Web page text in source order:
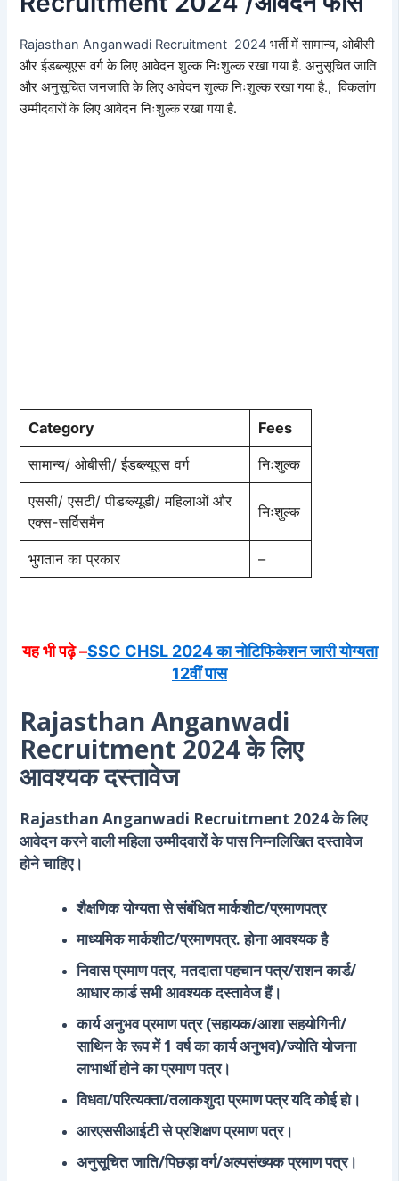
Rajasthan Anganwadi Recruitment 2024भर्ती में सामान्य, ओबीसी
और ईडब्ल्यूएस वर्ग के लिए आवेदन शुल्क निःशुल्क रखा गया है. अनुसूचित जाति
और अनुसूचित जनजाति के लिए आवेदन शुल्क निःशुल्क रखा गया है., विकलांग
उम्मीदवारों के लिए आवेदन निःशुल्क रखा गया है.
Category Fees
सामान्य/ ओबीसी/ ईडब्ल्यूएस वर्ग निःशुल्क
एससी/ एसटी/ पीडब्ल्यूडी/ महिलाओं और
एक्स-सर्विसमैन
निःशुल्क
भुगतान का प्रकार –
यह भी पढ़े –SSC CHSL 2024 का नोटिफिकेशन जारी योग्यता
12वीं पास
Rajasthan Anganwadi
Recruitment 2024 के लिए
आवश्यक दस्तावेज
Rajasthan Anganwadi Recruitment 2024के लिए
आवेदन करने वाली महिला उम्मीदवारों के पास निम्नलिखित दस्तावेज
होने चाहिए।
शैक्षणिक योग्यता से संबंधित मार्कशीट/प्रमाणपत्र
माध्यमिक मार्कशीट/प्रमाणपत्र. होना आवश्यक है
निवास प्रमाण पत्र, मतदाता पहचान पत्र/राशन कार्ड/
आधार कार्ड सभी आवश्यक दस्तावेज हैं।
कार्य अनुभव प्रमाण पत्र (सहायक/आशा सहयोगिनी/
साथिन के रूप में 1 वर्ष का कार्य अनुभव)/ज्योति योजना
लाभार्थी होने का प्रमाण पत्र।
विधवा/परित्यक्ता/तलाकशुदा प्रमाण पत्र यदि कोई हो।
आरएससीआईटी से प्रशिक्षण प्रमाण पत्र।
अनुसूचित जाति/पिछड़ा वर्ग/अल्पसंख्यक प्रमाण पत्र।